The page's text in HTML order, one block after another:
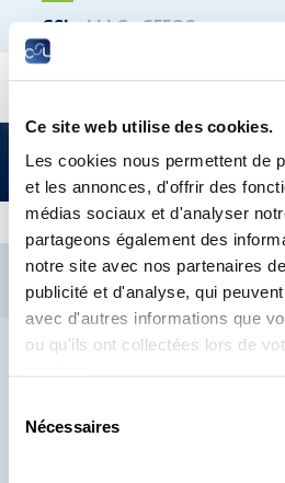
Ce site web utilise des cookies.
Les cookies nous permettent de
et les annonces, d'offrir des
médias sociaux et d'analyser
partageons également des
notre site avec nos partenaires
publicité et d'analyse, qui
avec d'autres informations que
ou qu'ils ont collectées lors de
Nécessaires
CSL LLLC CEFOS
distribution des salaires
CSL LLLC
CEFOS
Contact
Jobs Inscription
Mention légale Protection des